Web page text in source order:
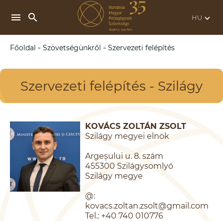
menu search keyboard_arrow_down
Főoldal - Szövetségünkről - Szervezeti felépítés
Szervezeti felépítés - Szilágy
KOVÁCS ZOLTÁN ZSOLT
Szilágy megyei elnök
Argeșului u. 8. szám
455300 Szilágysomlyó
Szilágy megye
@:
kovacs.zoltan.zsolt@gmail.com
Tel.: +40 740 010776